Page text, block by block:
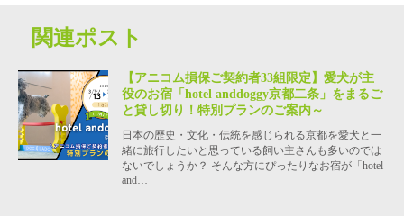
関連ポスト
【アニコム損保ご契約者33組限定】愛犬が主
役のお宿「hotel anddoggy京都二条」をまるご
と貸し切り！特別プランのご案内～
日本の歴史・文化・伝統を感じられる京都を愛犬と一
緒に旅行したいと思っている飼い主さんも多いのでは
ないでしょうか？ そんな方にぴったりなお宿が「hotel
and…